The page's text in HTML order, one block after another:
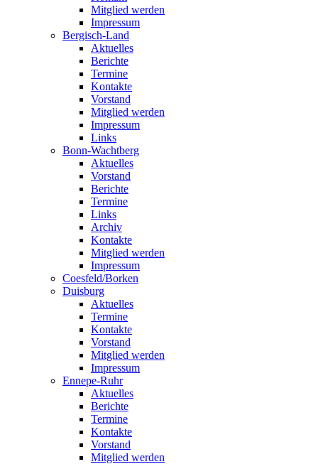
Mitglied werden
Impressum
Bergisch-Land
Aktuelles
Berichte
Termine
Kontakte
Vorstand
Mitglied werden
Impressum
Links
Bonn-Wachtberg
Aktuelles
Vorstand
Berichte
Termine
Links
Archiv
Kontakte
Mitglied werden
Impressum
Coesfeld/Borken
Duisburg
Aktuelles
Termine
Kontakte
Vorstand
Mitglied werden
Impressum
Ennepe-Ruhr
Aktuelles
Berichte
Termine
Kontakte
Vorstand
Mitglied werden